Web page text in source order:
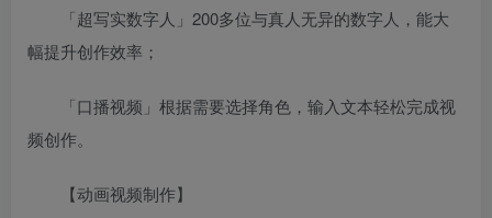
「超写实数字人」200多位与真人无异的数字人，能大
幅提升创作效率；
「口播视频」根据需要选择角色，输入文本轻松完成视
频创作。
【动画视频制作】